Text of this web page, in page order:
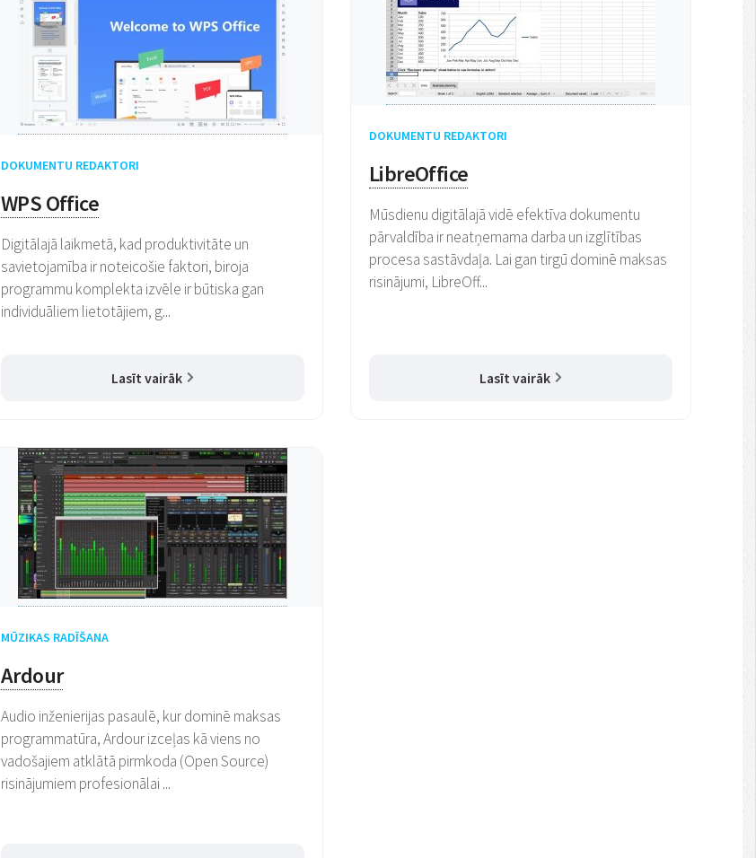
DOKUMENTU REDAKTORI
WPS Office
Digitālajā laikmetā, kad produktivitāte un
savietojamība ir noteicošie faktori, biroja
programmu komplekta izvēle ir būtiska gan
individuāliem lietotājiem, g...
Lasīt vairāk
DOKUMENTU REDAKTORI
LibreOffice
Mūsdienu digitālajā vidē efektīva dokumentu
pārvaldība ir neatņemama darba un izglītības
procesa sastāvdaļa. Lai gan tirgū dominē maksas
risinājumi, LibreOff...
Lasīt vairāk
MŪZIKAS RADĪŠANA
Ardour
Audio inženierijas pasaulē, kur dominē maksas
programmatūra, Ardour izceļas kā viens no
vadošajiem atklātā pirmkoda (Open Source)
risinājumiem profesionālai ...